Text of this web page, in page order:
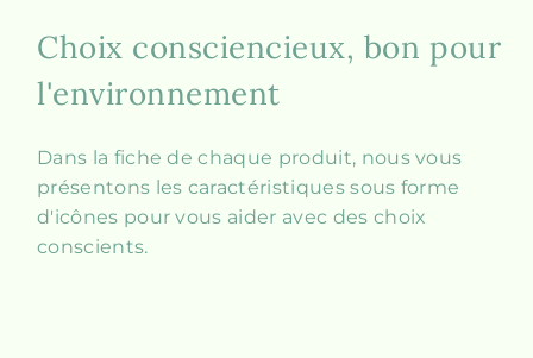
Choix consciencieux, bon pour
l'environnement
Dans la fiche de chaque produit, nous vous
présentons les caractéristiques sous forme
d'icônes pour vous aider avec des choix
conscients.